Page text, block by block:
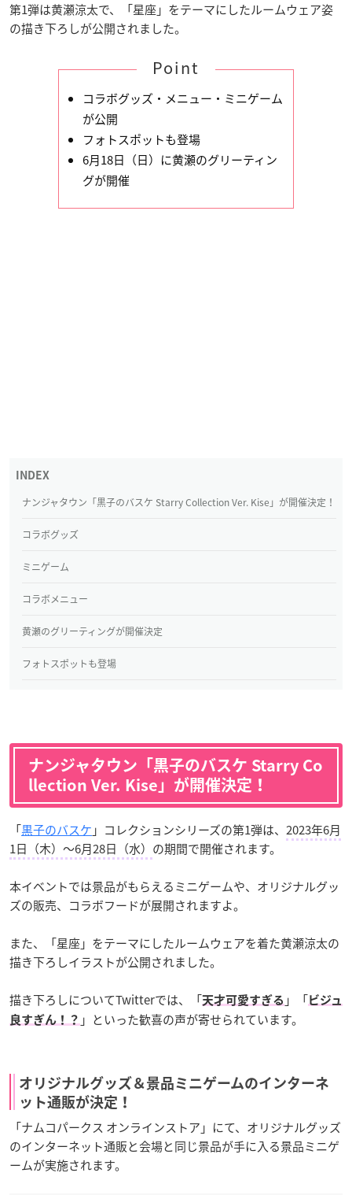
第1弾は黄瀬涼太で、「星座」をテーマにしたルームウェア姿
の描き下ろしが公開されました。
Point
コラボグッズ・メニュー・ミニゲーム
が公開
フォトスポットも登場
6月18日（日）に黄瀬のグリーティン
グが開催
ナンジャタウン「黒子のバスケ Starry Collection Ver. Kise」が開催決定！
コラボグッズ
ミニゲーム
コラボメニュー
黄瀬のグリーティングが開催決定
フォトスポットも登場
ナンジャタウン「黒子のバスケ Starry Co
llection Ver. Kise」が開催決定！
「黒子のバスケ 」コレクションシリーズの第1弾は、 2023年6月
1日（木）～6月28日（水） の期間で開催されます。
本イベントでは景品がもらえるミニゲームや、オリジナルグッ
ズの販売、コラボフードが展開されますよ。
また、「星座」をテーマにしたルームウェアを着た黄瀬涼太の
描き下ろしイラストが公開されました。
描き下ろしについてTwitterでは、「天才可愛すぎる 」「 ビジュ
良すぎん！？ 」といった歓喜の声が寄せられています。
オリジナルグッズ＆景品ミニゲームのインターネ
ット通販が決定！
「ナムコパークス オンラインストア」にて、オリジナルグッズ
のインターネット通販と会場と同じ景品が手に入る景品ミニゲ
ームが実施されます。